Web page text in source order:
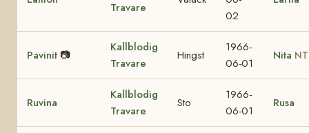
Travare
02
Pavinit 📷
Kallblodig
Travare
Hingst
1966-
06-01
Nita
Ruvina
Kallblodig
Travare
Sto
1966-
06-01
Rusa